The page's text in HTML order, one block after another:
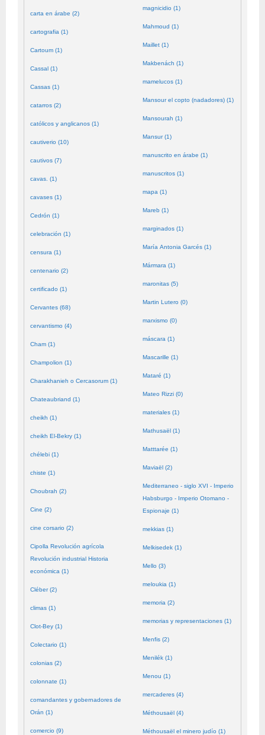
carta en árabe (2)
cartografia (1)
Cartoum (1)
Cassal (1)
Cassas (1)
catarros (2)
católicos y anglicanos (1)
cautiverio (10)
cautivos (7)
cavas. (1)
cavases (1)
Cedrón (1)
celebración (1)
censura (1)
centenario (2)
certificado (1)
Cervantes (68)
cervantismo (4)
Cham (1)
Champolion (1)
Charakhanieh o Cercasorum (1)
Chateaubriand (1)
cheikh (1)
cheikh El-Bekry (1)
chélebi (1)
chiste (1)
Choubrah (2)
Cine (2)
cine corsario (2)
Cipolla Revolución agrícola
Revolución industrial Historia
económica (1)
Cléber (2)
climas (1)
Clot-Bey (1)
Colectario (1)
colonias (2)
colonnate (1)
comandantes y gobernadores de
Orán (1)
comercio (9)
magnicidio (1)
Mahmoud (1)
Maillet (1)
Makbenách (1)
mamelucos (1)
Mansour el copto (nadadores) (1)
Mansourah (1)
Mansur (1)
manuscrito en árabe (1)
manuscritos (1)
mapa (1)
Mareb (1)
marginados (1)
María Antonia Garcés (1)
Mármara (1)
maronitas (5)
Martin Lutero (0)
marxismo (0)
máscara (1)
Mascarille (1)
Mataré (1)
Mateo Rizzi (0)
materiales (1)
Mathusaël (1)
Matttarée (1)
Maviaël (2)
Mediterraneo - siglo XVI - Imperio
Habsburgo - Imperio Otomano -
Espionaje (1)
mekkias (1)
Melkisedek (1)
Mello (3)
meloukia (1)
memoria (2)
memorias y representaciones (1)
Menfis (2)
Menilék (1)
Menou (1)
mercaderes (4)
Méthousaël (4)
Méthousaël el minero judío (1)